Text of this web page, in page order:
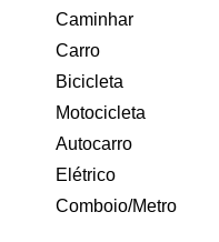
Caminhar
Carro
Bicicleta
Motocicleta
Autocarro
Elétrico
Comboio/Metro